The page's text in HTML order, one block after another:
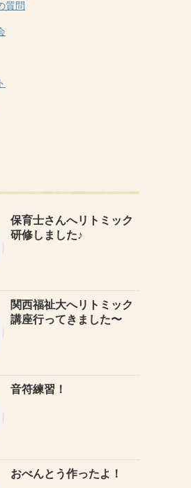
質問
保育士さんへリトミック
研修しました♪
関西福祉大へリトミック
講座行ってきました〜
音符練習！
おべんとう作ったよ！